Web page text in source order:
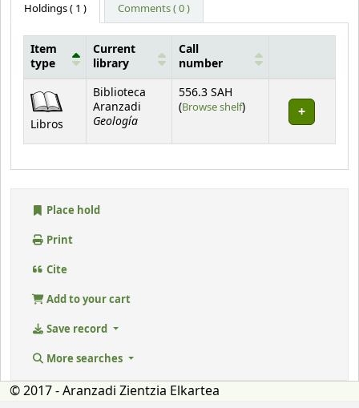
Holdings( 1 ) Comments ( 0 )
Holdings
Item
type
Current
library
Call
number
Libros
Biblioteca
Aranzadi
Geología
556.3 SAH
(Browse shelf(Opens below)
)
Place hold
Print
Cite
Add to your cart
Save record
More searches
© 2017 - Aranzadi Zientzia Elkartea